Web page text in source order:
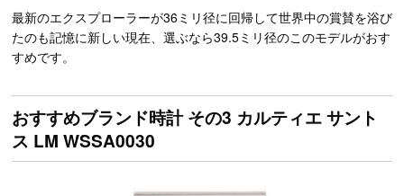
最新のエクスプローラーが36ミリ径に回帰して世界中の賞賛を浴び
たのも記憶に新しい現在、選ぶなら39.5ミリ径のこのモデルがおす
すめです。
おすすめブランド時計 その3 カルティエ サント
ス LM WSSA0030